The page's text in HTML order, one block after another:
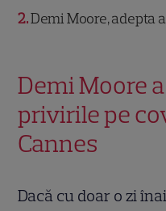
2 Demi Moore, adepta
Demi Moore
privirile pe
Cannes
Dacă cu doar o zi